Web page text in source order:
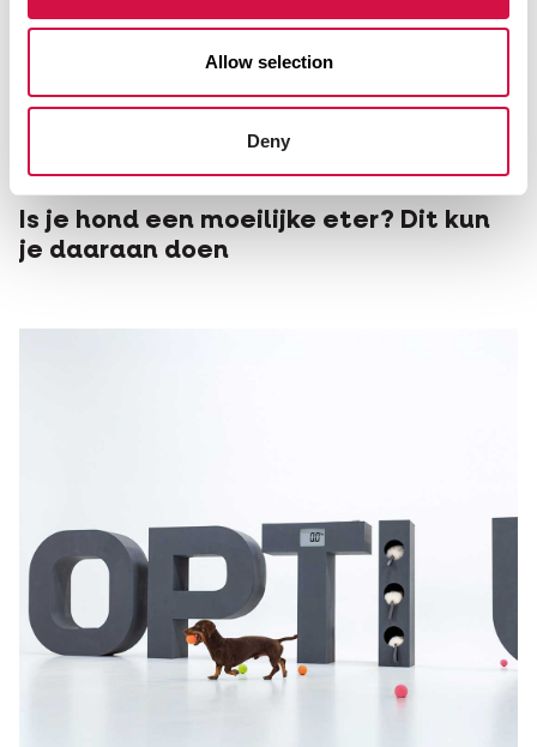
Allow selection
Deny
OPTI LIFE PRIME
Is je hond een moeilijke eter? Dit kun
je daaraan doen